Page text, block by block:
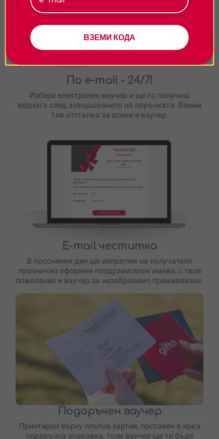
По e-mail - 24/7!
Избери електронен ваучер и ще го получиш
веднага след завършването на поръчката. Вземи
1лв отстъпка за всеки е-ваучер.
E-mail честитка
В посочения ден ще изпратим на получателя
празнично оформен поздравителен имейл, с твое
пожелание и ваучер за незабравимо преживяване.
Подаръчен ваучер
Принтиран върху плътна хартия, поставен в ярка
подаръчна опаковка, този ваучер ще ти бъде
ВЗЕМИ КОДА